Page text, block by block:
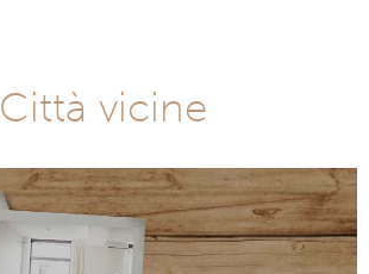
Città vicine